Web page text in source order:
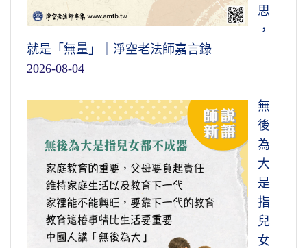
思
，
就是「無量」｜淨空老法師嘉言錄
2026-08-04
無
後
為
大
是
指
兒
女